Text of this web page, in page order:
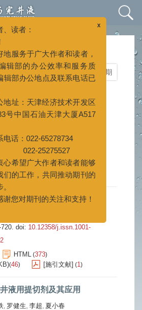
年 第42卷 第6期
目录 上一期| 下一期
低芳烃气制油基钻井液技术
712.doi:10.12358/j.issn.1001-
HTML 421)
(52) [施引文献](1)
油基钻井液体系
doi: 10.12358/j.issn.1001-
HTML (373)
(46) [施引文献] (1)
液用提切剂及其应用
, 罗健生, 李超, 夏小春
x
者、读者：
！
好地服务于广大作者和读者，
编辑部的办公效率和服务质
编辑部办公地点及联系电话已
。
公地址：天津经济技术开发区
83号中国石油天津大厦A517
系电话：022-65278734
25275527
衷心希望广大作者和读者能够
我们的工作，共同推动期刊的
步。